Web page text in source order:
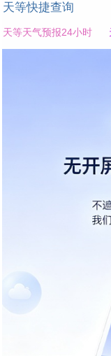
天等快捷查询
天等天气预报24小时